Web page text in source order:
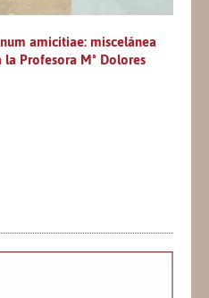
amicitiae: miscelánea
Profesora Mª Dolores